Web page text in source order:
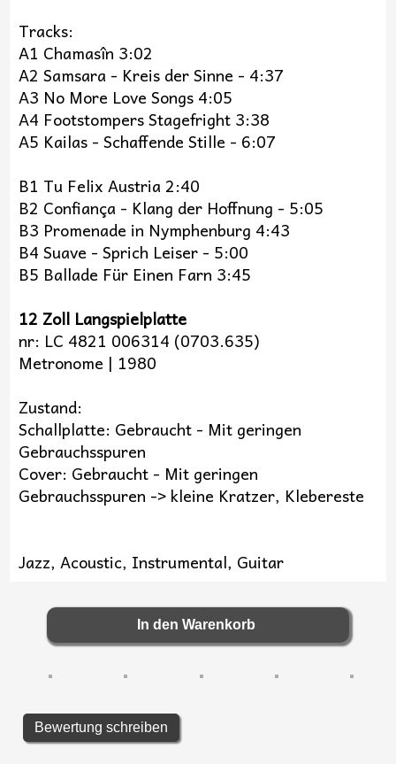
Tracks:
A1 Chamasîn 3:02
A2 Samsara - Kreis der Sinne - 4:37
A3 No More Love Songs 4:05
A4 Footstompers Stagefright 3:38
A5 Kailas - Schaffende Stille - 6:07
B1 Tu Felix Austria 2:40
B2 Confiança - Klang der Hoffnung - 5:05
B3 Promenade in Nymphenburg 4:43
B4 Suave - Sprich Leiser - 5:00
B5 Ballade Für Einen Farn 3:45
12 Zoll Langspielplatte
nr: LC 4821 006314 (0703.635)
Metronome | 1980
Zustand:
Schallplatte: Gebraucht - Mit geringen
Gebrauchsspuren
Cover: Gebraucht - Mit geringen
Gebrauchsspuren -> kleine Kratzer, Klebereste
Jazz, Acoustic, Instrumental, Guitar
Bewertung schreiben